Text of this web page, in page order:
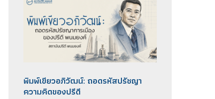
พิมพ์เขียวอภิวัฒน์: ถอดรหัสปรัชญา
ความคิดของปรีดี